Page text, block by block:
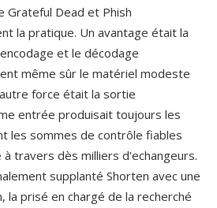
Grateful Dead et Phish
la pratique. Un avantage était la
et le décodage
même sûr le matériel modeste
force était la sortie
entrée produisait toujours les
les sommes de contrôle fiables
travers dès milliers d'echangeurs.
supplanté Shorten avec une
la prisé en chargé de la recherché